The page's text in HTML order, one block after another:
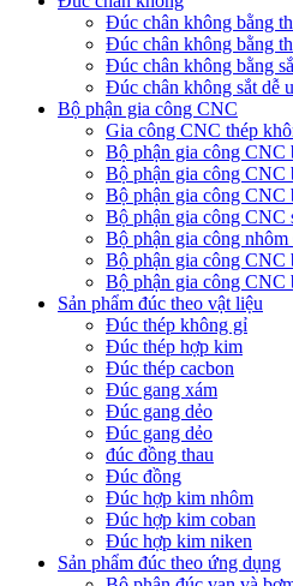
Đúc chân không bằng
Đúc chân không bằng
Đúc chân không bằng
Đúc chân không sắt dễ
Bộ phận gia công CNC
Gia công CNC thép
Bộ phận gia công CNC
Bộ phận gia công CNC
Bộ phận gia công CNC
Bộ phận gia công CNC
Bộ phận gia công
Bộ phận gia công CNC
Bộ phận gia công CNC
Sản phẩm đúc theo vật liệu
Đúc thép không gỉ
Đúc thép hợp kim
Đúc thép cacbon
Đúc gang xám
Đúc gang dẻo
Đúc gang dẻo
đúc đồng thau
Đúc đồng
Đúc hợp kim nhôm
Đúc hợp kim coban
Đúc hợp kim niken
Sản phẩm đúc theo ứng dụng